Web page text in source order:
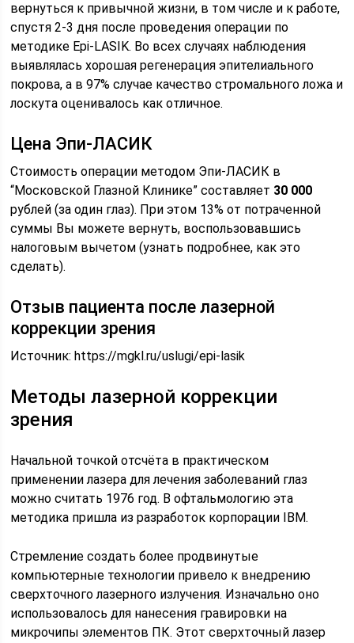
вернуться к привычной жизни, в том числе и к работе,
спустя 2-3 дня после проведения операции по
методике Epi-LASIK. Во всех случаях наблюдения
выявлялась хорошая регенерация эпителиального
покрова, а в 97% случае качество стромального ложа и
лоскута оценивалось как отличное.
Цена Эпи-ЛАСИК
Стоимость операции методом Эпи-ЛАСИК в
“Московской Глазной Клинике” составляет 30 000
рублей (за один глаз). При этом 13% от потраченной
суммы Вы можете вернуть, воспользовавшись
налоговым вычетом (узнать подробнее, как это
сделать).
Отзыв пациента после лазерной
коррекции зрения
Источник:https://mgkl.ru/uslugi/epi-lasik
Методы лазерной коррекции
зрения
Начальной точкой отсчёта в практическом
применении лазера для лечения заболеваний глаз
можно считать 1976 год. В офтальмологию эта
методика пришла из разработок корпорации IBM.
Стремление создать более продвинутые
компьютерные технологии привело к внедрению
сверхточного лазерного излучения. Изначально оно
использовалось для нанесения гравировки на
микрочипы элементов ПК. Этот сверхточный лазер